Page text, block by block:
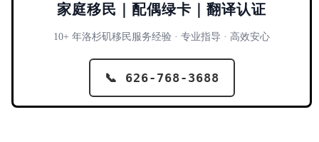
家庭移民｜配偶绿卡｜翻译认证
10+ 年洛杉矶移民服务经验 · 专业指导 · 高效安心
📞 626-768-3688